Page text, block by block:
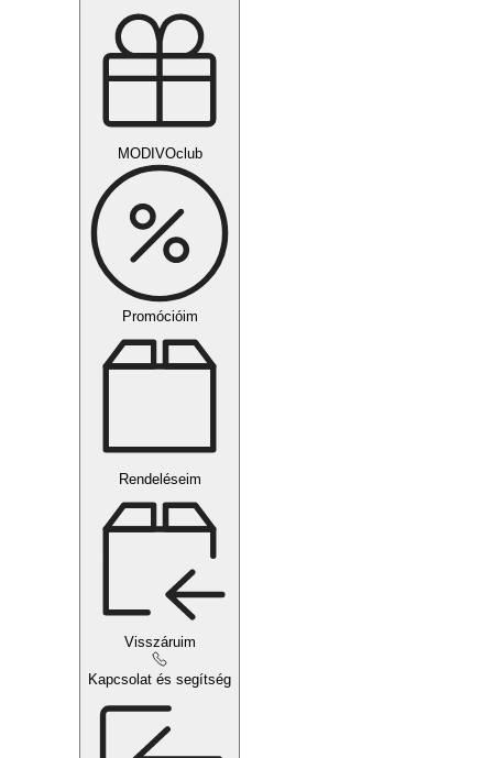
MODIVOclub
Promócióim
Rendeléseim
Visszáruim
Kapcsolat és segítség